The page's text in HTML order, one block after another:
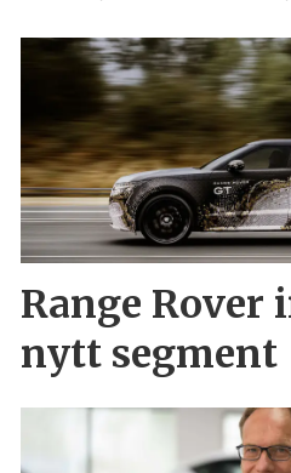
Range Rover
nytt segment